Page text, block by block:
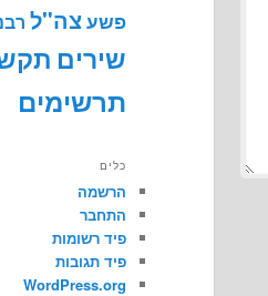
פשעצה"ל
שירים
תרשימים
כלים
הרשמה
התחבר
פיד רשומות
פיד תגובות
WordPress.org